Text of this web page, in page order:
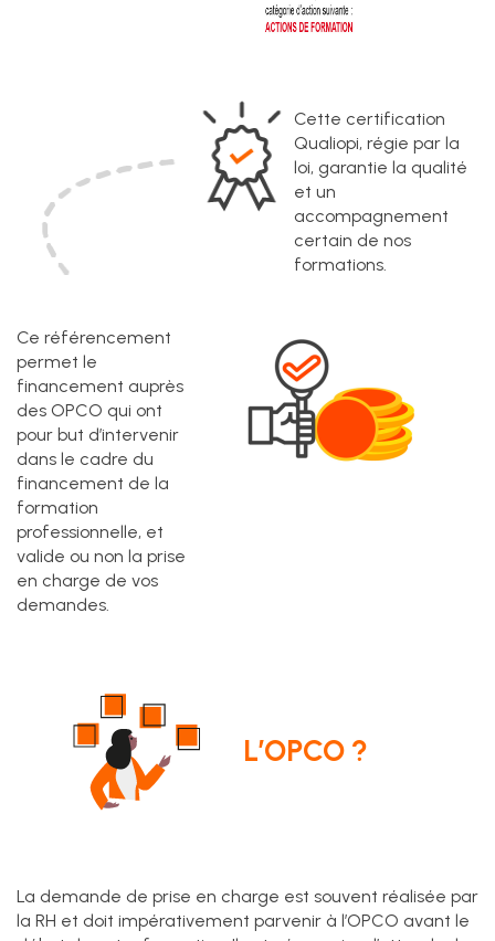
Cette certification
Qualiopi, régie par la
loi, garantie la qualité
et un
accompagnement
certain de nos
formations.
Ce référencement
permet le
financement auprès
des OPCO qui ont
pour but d’intervenir
dans le cadre du
financement de la
formation
professionnelle, et
valide ou non la prise
en charge de vos
demandes.
L’OPCO ?
La demande de prise en charge est souvent réalisée par
la RH et doit impérativement parvenir à l’OPCO avant le